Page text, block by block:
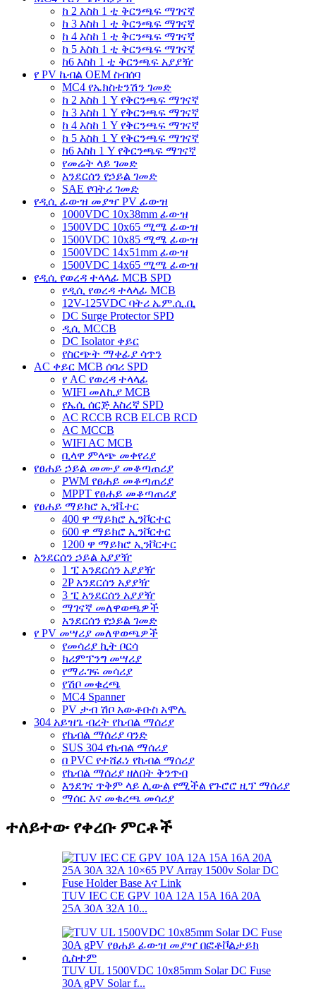
ከ 2 እስከ 1 ቲ ቅርንጫፍ ማገናኛ
ከ 3 እስከ 1 ቲ ቅርንጫፍ ማገናኛ
ከ 4 እስከ 1 ቲ ቅርንጫፍ ማገናኛ
ከ 5 እስከ 1 ቲ ቅርንጫፍ ማገናኛ
ከ6 እስከ 1 ቲ ቅርንጫፍ አያያዥ
የ PV ኬብል OEM ስብሰባ
MC4 የኤክስቴንሽን ገመድ
ከ 2 እስከ 1 Y የቅርንጫፍ ማገናኛ
ከ 3 እስከ 1 Y የቅርንጫፍ ማገናኛ
ከ 4 እስከ 1 Y የቅርንጫፍ ማገናኛ
ከ 5 እስከ 1 Y የቅርንጫፍ ማገናኛ
ከ6 እስከ 1 Y የቅርንጫፍ ማገናኛ
የመሬት ላይ ገመድ
አንደርሰን የኃይል ገመድ
SAE የባትሪ ገመድ
የዲሲ ፊውዝ መያዣ PV ፊውዝ
1000VDC 10x38mm ፊውዝ
1500VDC 10x65 ሚሜ ፊውዝ
1500VDC 10x85 ሚሜ ፊውዝ
1500VDC 14x51mm ፊውዝ
1500VDC 14x65 ሚሜ ፊውዝ
የዲሲ የወረዳ ተላላፊ MCB SPD
የዲሲ የወረዳ ተላላፊ MCB
12V-125VDC ባትሪ ኤም.ሲ.ቢ
DC Surge Protector SPD
ዲሲ MCCB
DC Isolator ቀይር
የስርጭት ማቀፊያ ሳጥን
AC ቀይር MCB ሰባሪ SPD
የ AC የወረዳ ተላላፊ
WIFI መለኪያ MCB
የኤሲ ሰርጅ እስረኛ SPD
AC RCCB RCB ELCB RCD
AC MCCB
WIFI AC MCB
ቢላዋ ምላጭ መቀየሪያ
የፀሐይ ኃይል መሙያ መቆጣጠሪያ
PWM የፀሐይ መቆጣጠሪያ
MPPT የፀሐይ መቆጣጠሪያ
የፀሐይ ማይክሮ ኢንቬተር
400 ዋ ማይክሮ ኢንቮርተር
600 ዋ ማይክሮ ኢንቮርተር
1200 ዋ ማይክሮ ኢንቮርተር
አንደርሰን ኃይል አያያዥ
1 ፒ አንደርሰን አያያዥ
2P አንደርሰን አያያዥ
3 ፒ አንደርሰን አያያዥ
ማገናኛ መለዋወጫዎች
አንደርሰን የኃይል ገመድ
የ PV መሣሪያ መለዋወጫዎች
የመሳሪያ ኪት ቦርሳ
ክሪምፕንግ መሣሪያ
የማራገፍ መሳሪያ
የሽቦ መቁረጫ
MC4 Spanner
PV ታብ ሽቦ አውቶቡስ አሞሌ
304 አይዝጌ ብረት የኬብል ማሰሪያ
የኬብል ማሰሪያ ባንድ
SUS 304 የኬብል ማሰሪያ
በ PVC የተሸፈነ የኬብል ማሰሪያ
የኬብል ማሰሪያ ዘለበት ቅንጥብ
እንደገና ጥቅም ላይ ሊውል የሚችል የጉሮሮ ዚፕ ማሰሪያ
ማሰር እና መቁረጫ መሳሪያ
ተለይተው የቀረቡ ምርቶች
TUV IEC CE GPV 10A 12A 15A 16A 20A
25A 30A 32A 10...
TUV UL 1500VDC 10x85mm Solar DC Fuse
30A gPV Solar f...